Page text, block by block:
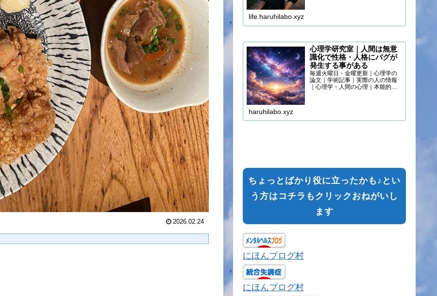
2026.02.24
life.haruhilabo.xyz
心理学研究室｜人間は無意
識化で性格・人格にバグが
発生する事がある
毎週火曜日・金曜更新｜心理学の
論文｜学術記事｜実際の人の情報
｜心理学・人間の心理｜本能的心
haruhilabo.xyz
ちょっとばかり役に立ったかも♪とい
う方はコチラもクリックおねがいし
ます
にほんブログ村
にほんブログ村